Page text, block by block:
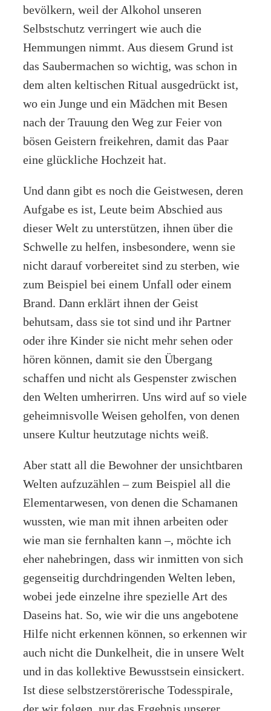
bevölkern, weil der Alkohol unseren
Selbstschutz verringert wie auch die
Hemmungen nimmt. Aus diesem Grund ist
das Saubermachen so wichtig, was schon in
dem alten keltischen Ritual ausgedrückt ist,
wo ein Junge und ein Mädchen mit Besen
nach der Trauung den Weg zur Feier von
bösen Geistern freikehren, damit das Paar
eine glückliche Hochzeit hat.
Und dann gibt es noch die Geistwesen, deren
Aufgabe es ist, Leute beim Abschied aus
dieser Welt zu unterstützen, ihnen über die
Schwelle zu helfen, insbesondere, wenn sie
nicht darauf vorbereitet sind zu sterben, wie
zum Beispiel bei einem Unfall oder einem
Brand. Dann erklärt ihnen der Geist
behutsam, dass sie tot sind und ihr Partner
oder ihre Kinder sie nicht mehr sehen oder
hören können, damit sie den Übergang
schaffen und nicht als Gespenster zwischen
den Welten umherirren. Uns wird auf so viele
geheimnisvolle Weisen geholfen, von denen
unsere Kultur heutzutage nichts weiß.
Aber statt all die Bewohner der unsichtbaren
Welten aufzuzählen – zum Beispiel all die
Elementarwesen, von denen die Schamanen
wussten, wie man mit ihnen arbeiten oder
wie man sie fernhalten kann –, möchte ich
eher nahebringen, dass wir inmitten von sich
gegenseitig durchdringenden Welten leben,
wobei jede einzelne ihre spezielle Art des
Daseins hat. So, wie wir die uns angebotene
Hilfe nicht erkennen können, so erkennen wir
auch nicht die Dunkelheit, die in unsere Welt
und in das kollektive Bewusstsein einsickert.
Ist diese selbstzerstörerische Todesspirale,